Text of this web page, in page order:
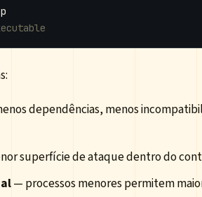
dependências, menos
superfície de ataque dentro do
— processos menores permitem